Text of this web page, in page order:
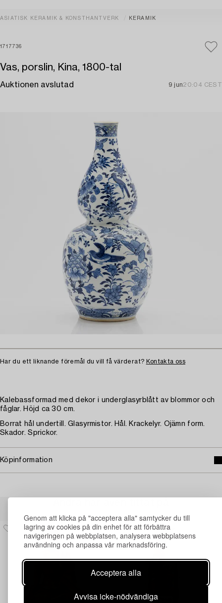
Genom att klicka på "acceptera alla" samtycker du till
lagring av cookies på din enhet för att förbättra
navigeringen på webbplatsen, analysera webbplatsens
användning och anpassa vår marknadsföring.
Acceptera alla
Avvisa icke-nödvändiga
ASIATISK KERAMIK & KONSTHANTVERK KERAMIK
1717736
Vas, porslin, Kina, 1800-tal
Auktionen avslutad 9 jun20:04 CEST
Har du ett liknande föremål du vill få värderat? Kontakta oss
Kalebassformad med dekor i underglasyrblått av blommor och
fåglar. Höjd ca 30 cm.
Borrat hål undertill. Glasyrmistor. Hål. Krackelyr. Ojämn form.
Skador. Sprickor.
Köpinformation